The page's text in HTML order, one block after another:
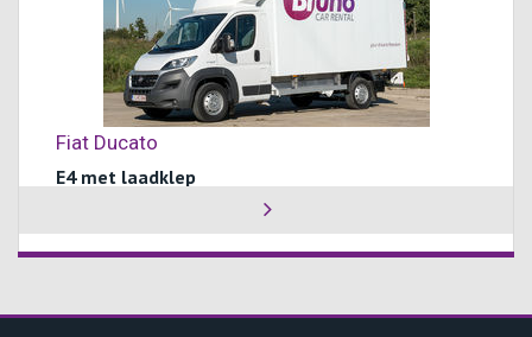
Fiat Ducato
E4 met laadklep